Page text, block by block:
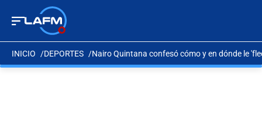
INICIO DEPORTES Nairo Quintana confesó cómo y en dónde le